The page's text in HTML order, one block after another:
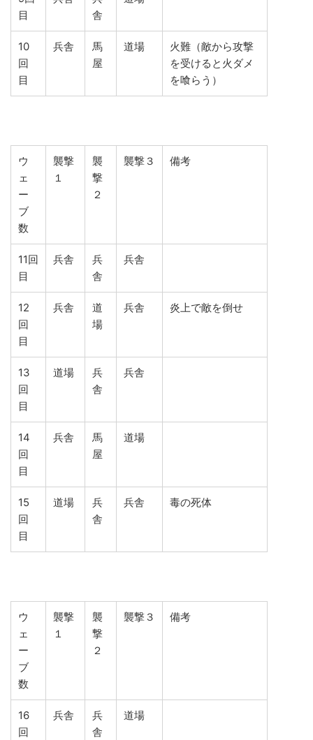
目
舎
10
回
目
兵舎
馬
屋
道場
火難（敵から攻撃
を受けると火ダメ
を喰らう）
ウ
ェ
ー
ブ
数
襲撃
１
襲
撃
２
襲撃３ 備考
11回
目
兵舎
兵
舎
兵舎
12
回
目
兵舎
道
場
兵舎 炎上で敵を倒せ
13
回
目
道場
兵
舎
兵舎
14
回
目
兵舎
馬
屋
道場
15
回
目
道場
兵
舎
兵舎 毒の死体
ウ
ェ
ー
ブ
数
襲撃
１
襲
撃
２
襲撃３ 備考
16
回
兵舎
兵
舎
道場